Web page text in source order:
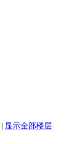
| 显示全部楼层